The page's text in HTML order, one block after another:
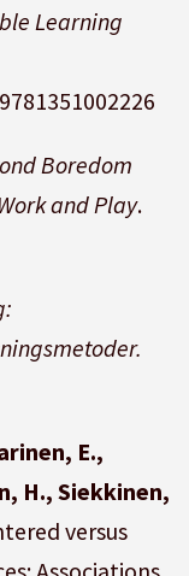
Learning
Boredom
and Play.
E.,
H., Siekkinen,
versus